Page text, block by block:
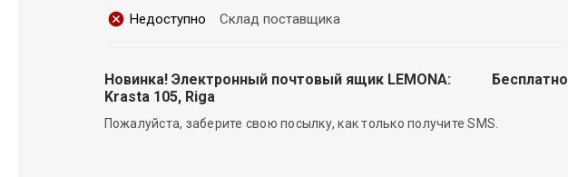
Недоступно Склад поставщика
Новинка! Электронный почтовый ящик LEMONA:
Krasta 105, Riga
Бесплатно
Пожалуйста, заберите свою посылку, как только получите SMS.